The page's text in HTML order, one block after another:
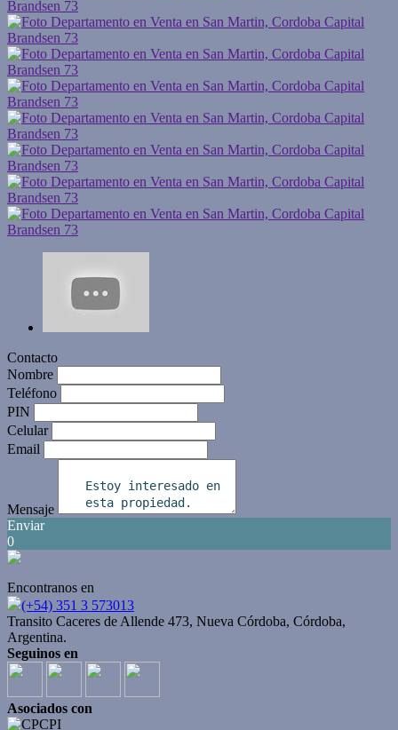
Contacto
Nombre
Teléfono
PIN
Celular
Email
Mensaje
Enviar
0
Encontranos en
(+54) 351 3 573013
Transito Caceres de Allende 473, Nueva Córdoba, Córdoba,
Argentina.
Seguinos en
Asociados con